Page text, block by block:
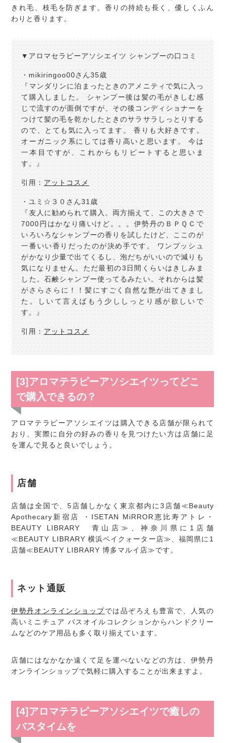
きれ毛、枝毛を防ぎます。香りの持続も長く、優しくふん
わりと香ります。
▼アロマセラピーアソシエイツ シャンプーの口コミ
・mikiringoo00さん35歳
『マンダリンに泊まったときのアメニティで気に入っ
て購入しました。 シャンプー後は髪の毛がきしむ感
じで流すのが面倒ですが、その後コンディショナーを
つけて髪の毛を乾かしたときのサラサラしっとりする
ので、とても気に入ってます。 香りも大好きです。
オーガニック系にしては香り高いと思います。 今は
一本目ですが、これからもリピートすると思いま
す。』
引用： アットコスメ
・ユミ☆３０さん31歳
『友人に勧められて購入。両方揃えて、この大きさで
7000円はかなり痛いけど。。。伊勢丹のＢＰＱＣで
いろいろなシャンプーの香りを試したけど、ここのが
一番いい香りだったのが決め手です。 ワンプッシュ
がかなり少量で出てくるし、泡だちがいいので減りも
気になりません。ただ最初の3日間くらいはきしみま
した。石鹸シャンプー使ってるみたい。それからは髪
がさらさらに！！髪にすごく自然な艶が出てきまし
た。しいて言えばもう少ししっとり感が欲しいで
す。』
引用： アットコスメ
[3]アロマテラピーアソシエイツってどこ
で購入できるの？
アロマテラピーアソシエイツは購入できる店舗が限られて
おり、実際に自分の好みの香りを見つけたい方は店舗に足
を運んで見ると良いでしょう。
店舗
店舗は全国で、5店舗しかなく東京都内に3店舗≪Beauty
Apothecary新宿店 ・ISETAN MiRROR恵比寿アトレ・
BEAUTY LIBRARY 青山店≫、神奈川県に1店舗
≪BEAUTY LIBRARY 横浜ベイクォーター店≫、福岡県に1
店舗≪BEAUTY LIBRARY 博多マルイ店≫です。
ネット通販
伊勢丹オンラインショップでは品ぞろえも豊富で、人気の
高いミニチュア バスオイルコレクションからハンドクリー
ムなどのケア用品も多く取り揃えています。
店舗にはなかなか遠くて足を運べないなどの方は、伊勢丹
オンラインショップで気軽に購入することが出来ますよ。
[4]アロマテラピーアソシエイツで癒しの
バスタイムを